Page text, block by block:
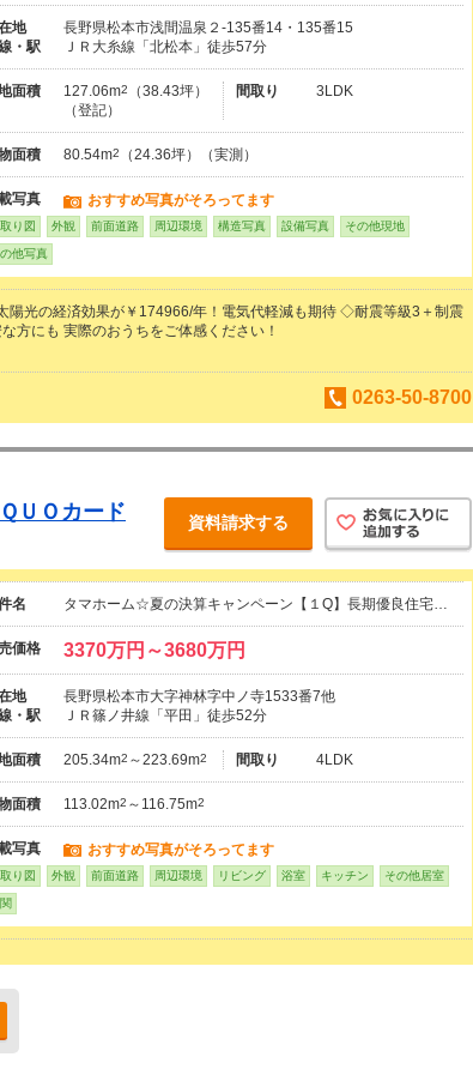
地
長野県松本市浅間温泉２-135番14・135番15
・駅
ＪＲ大糸線「北松本」徒歩57分
面積 127.06m2
（38.43坪）
（登記）
間取り 3LDK
面積 80.54m2 （24.36坪）（実測）
写真 おすすめ写真がそろってます
り図 外観 前面道路 周辺環境 構造写真 設備写真 その他現地
他写真
陽光の経済効果が￥174966/年！電気代軽減も期待 ◇耐震等級3＋制震
方にも 実際のおうちをご体感ください！
0263-50-8700
ＵＯカード
資料請求する
名 タマホーム☆夏の決算キャンペーン【１Q】長期優良住宅…
価格 3370万円～3680万円
地
長野県松本市大字神林字中ノ寺1533番7他
・駅
ＪＲ篠ノ井線「平田」徒歩52分
面積 205.34m2 ～223.69m2 間取り 4LDK
面積 113.02m2 ～116.75m2
写真 おすすめ写真がそろってます
り図 外観 前面道路 周辺環境 リビング 浴室 キッチン その他居室